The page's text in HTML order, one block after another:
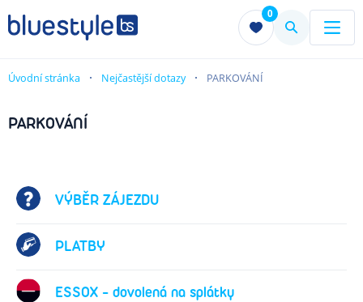
0
Menu Menu
Úvodní stránka Nejčastější dotazy PARKOVÁNÍ
PARKOVÁNÍ
VÝBĚR ZÁJEZDU
PLATBY
ESSOX - dovolená na splátky